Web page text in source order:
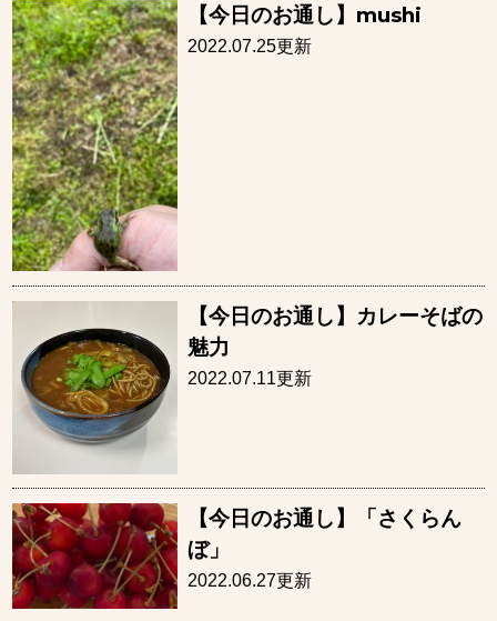
【今日のお通し】mushi
2022.07.25更新
【今日のお通し】カレーそばの
魅力
2022.07.11更新
【今日のお通し】「さくらん
ぼ」
2022.06.27更新